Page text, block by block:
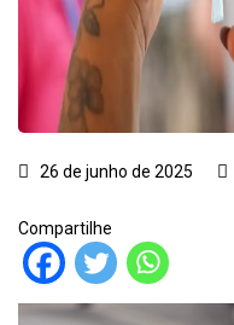
26 de junho de 2025
Compartilhe